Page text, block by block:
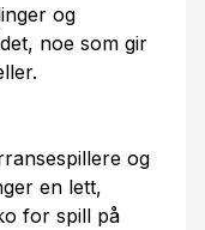
og
noe som gir
og
en lett,
for spill på